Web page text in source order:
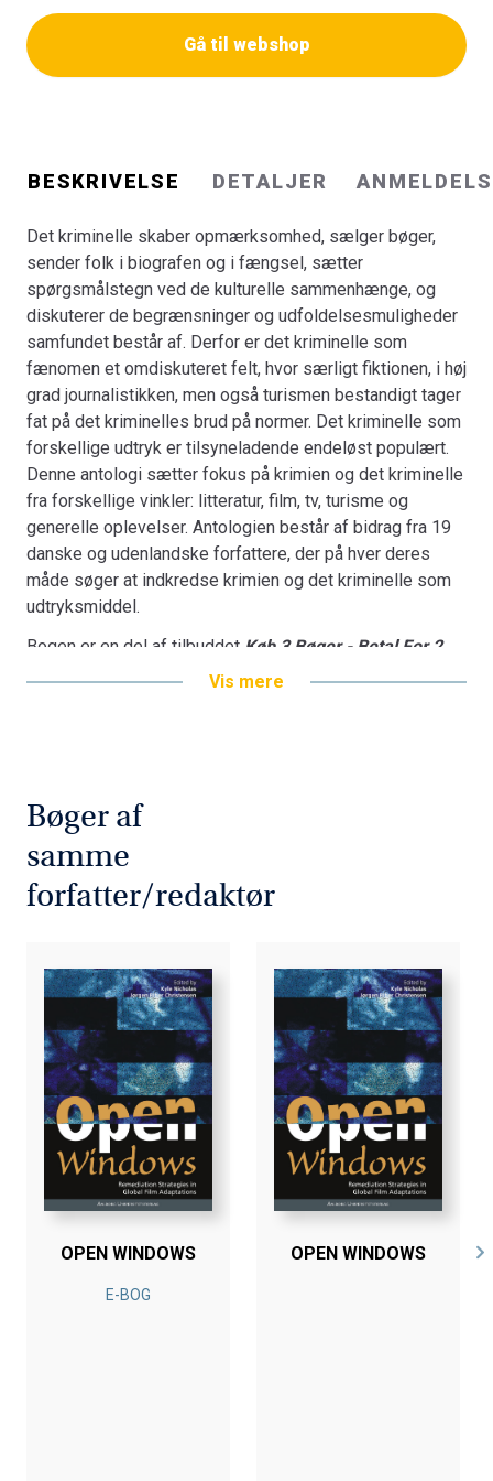
generelle oplevelser. Antologien består af bidrag fra 19
danske og udenlandske forfattere, der på hver deres
måde søger at indkredse krimien og det kriminelle som
Gå til webshop
BESKRIVELSE DETALJER
Det kriminelle skaber opmærksomhed, sælger bøger,
sender folk i biografen og i fængsel, sætter
spørgsmålstegn ved de kulturelle sammenhænge, og
diskuterer de begrænsninger og udfoldelsesmuligheder
samfundet består af. Derfor er det kriminelle som
fænomen et omdiskuteret felt, hvor særligt fiktionen, i høj
grad journalistikken, men også turismen bestandigt tager
fat på det kriminelles brud på normer. Det kriminelle som
forskellige udtryk er tilsyneladende endeløst populært.
Denne antologi sætter fokus på krimien og det kriminelle
fra forskellige vinkler: litteratur, film, tv, turisme og
generelle oplevelser. Antologien består af bidrag fra 19
danske og udenlandske forfattere, der på hver deres
måde søger at indkredse krimien og det kriminelle som
udtryksmiddel.
Bogen er en del af tilbuddet Køb 3 Bøger - Betal For 2
Vis mere
Bøger af
samme
forfatter/redaktør
OPEN WINDOWS
E-BOG
OPEN WINDOWS